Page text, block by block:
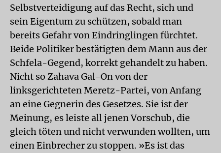
Selbstverteidigung auf das Recht, sich und
sein Eigentum zu schützen, sobald man
bereits Gefahr von Eindringlingen fürchtet.
Beide Politiker bestätigten dem Mann aus der
Schfela-Gegend, korrekt gehandelt zu haben.
Nicht so Zahava Gal-On von der
linksgerichteten Meretz-Partei, von Anfang
an eine Gegnerin des Gesetzes. Sie ist der
Meinung, es leiste all jenen Vorschub, die
gleich töten und nicht verwunden wollten, um
einen Einbrecher zu stoppen. »Es ist das